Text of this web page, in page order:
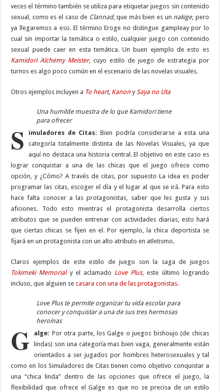
veces el término también se utiliza para etiquetar juegos sin contenido
sexual, como es el caso de Clannad, que más bien es un nakige, pero
ya llegaremos a eso. El término Eroge no distingue gampleay por lo
cual sin importar la temática o estilo, cualquier juego con contenido
sexual puede caer en esta temática. Un buen ejemplo de esto es
Kamidori Alchemy Meister, cuyo estilo de juego de estrategia por
turnos es algo poco común en el escenario de las novelas visuales.
Otros ejemplos incluyen a To heart, Kanon ySaya no Uta
Una humilde muestra de lo que Kamidori tiene
para ofrecer
S imuladores de Citas: Bien podría considerarse a esta una
categoría totalmente distinta de las Novelas Visuales, ya que
aquí no destaca una historia central. El objetivo en este caso es
lograr conquistar a una de las chicas que el juego ofrece como
opción, y ¿Cómo? A través de citas, por supuesto La idea es poder
programar las citas, escoger el día y el lugar al que se irá. Para esto
hace falta conocer a las protagonistas, saber que les gusta y sus
aficiones. Todo esto mientras el protagonista desarrolla ciertos
atributos que se pueden entrenar con actividades diarias, esto hará
que ciertas chicas se fijen en el. Por ejemplo, la chica deportista se
fijará en un protagonista con un alto atributo en atletismo.
Claros ejemplos de este estilo de juego son la saga de juegos
Tokimeki Memorialy el aclamado Love Plus, este último logrando
incluso, que alguien secasara con una de las protagonistas.
Love Plus te permite organizar tu vida escolar para
conocer y conquistar a una de sus tres hermosas
heroínas
G alge: Por otra parte, los Galge o juegos bishoujo (de chicas
lindas) son una categoría mas bien vaga, generalmente están
orientados a ser jugados por hombres heterosexuales y tal
como en los Simuladores de Citas tienen como objetivo conquistar a
una “chica linda” dentro de las opciones que ofrece el juego, la
flexibilidad que ofrece el Galge es que no se precisa de un estilo